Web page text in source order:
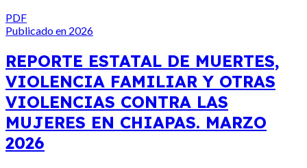
PDF
Publicado en 2026
REPORTE ESTATAL DE MUERTES,
VIOLENCIA FAMILIAR Y OTRAS
VIOLENCIAS CONTRA LAS
MUJERES EN CHIAPAS. MARZO
2026